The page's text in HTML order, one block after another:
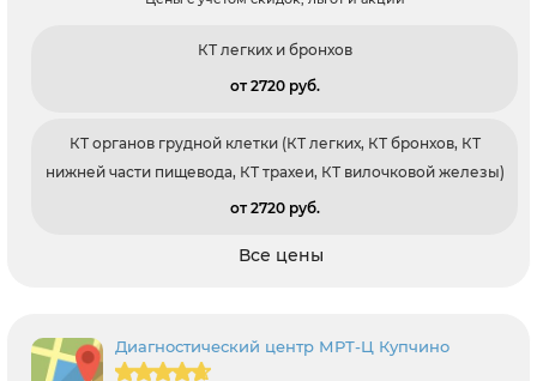
КТ легких и бронхов
от 2720 pуб.
КТ органов грудной клетки (КТ легких, КТ бронхов, КТ
нижней части пищевода, КТ трахеи, КТ вилочковой железы)
от 2720 pуб.
Все цены
Диагностический центр МРТ-Ц Купчино